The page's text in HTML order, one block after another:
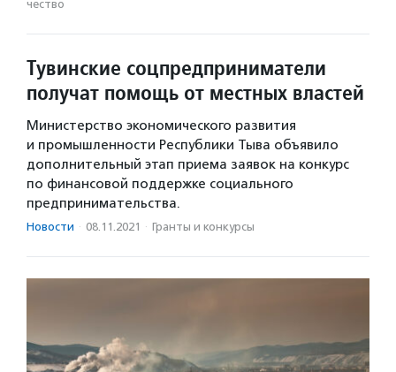
чест­во
Тувинские соцпредприниматели
получат помощь от местных властей
Министерство экономического развития
и промышленности Республики Тыва объявило
дополнительный этап приема заявок на конкурс
по финансовой поддержке социального
предпринимательства.
Новости · 08.11.2021 · Гранты и конкурсы